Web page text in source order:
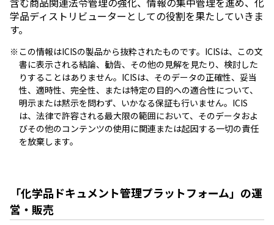
学品ディストリビューターとしての役割を果たしていきま
す。
※ この情報はICISの製品から抜粋されたものです。ICISは、この文
書に表示される結論、勧告、その他の見解を見たり、検討した
りすることはありません。ICISは、そのデータの正確性、妥当
性、適時性、完全性、または特定の目的への適合性について、
明示または黙示を問わず、いかなる保証も行いません。ICIS
は、法律で許容される最大限の範囲において、そのデータおよ
びその他のコンテンツの使用に関連または起因する一切の責任
を放棄します。
「化学品ドキュメント管理プラットフォーム」の運
営・販売